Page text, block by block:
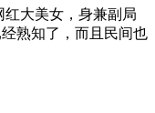
大美女，身兼副局
熟知了，而且民间也